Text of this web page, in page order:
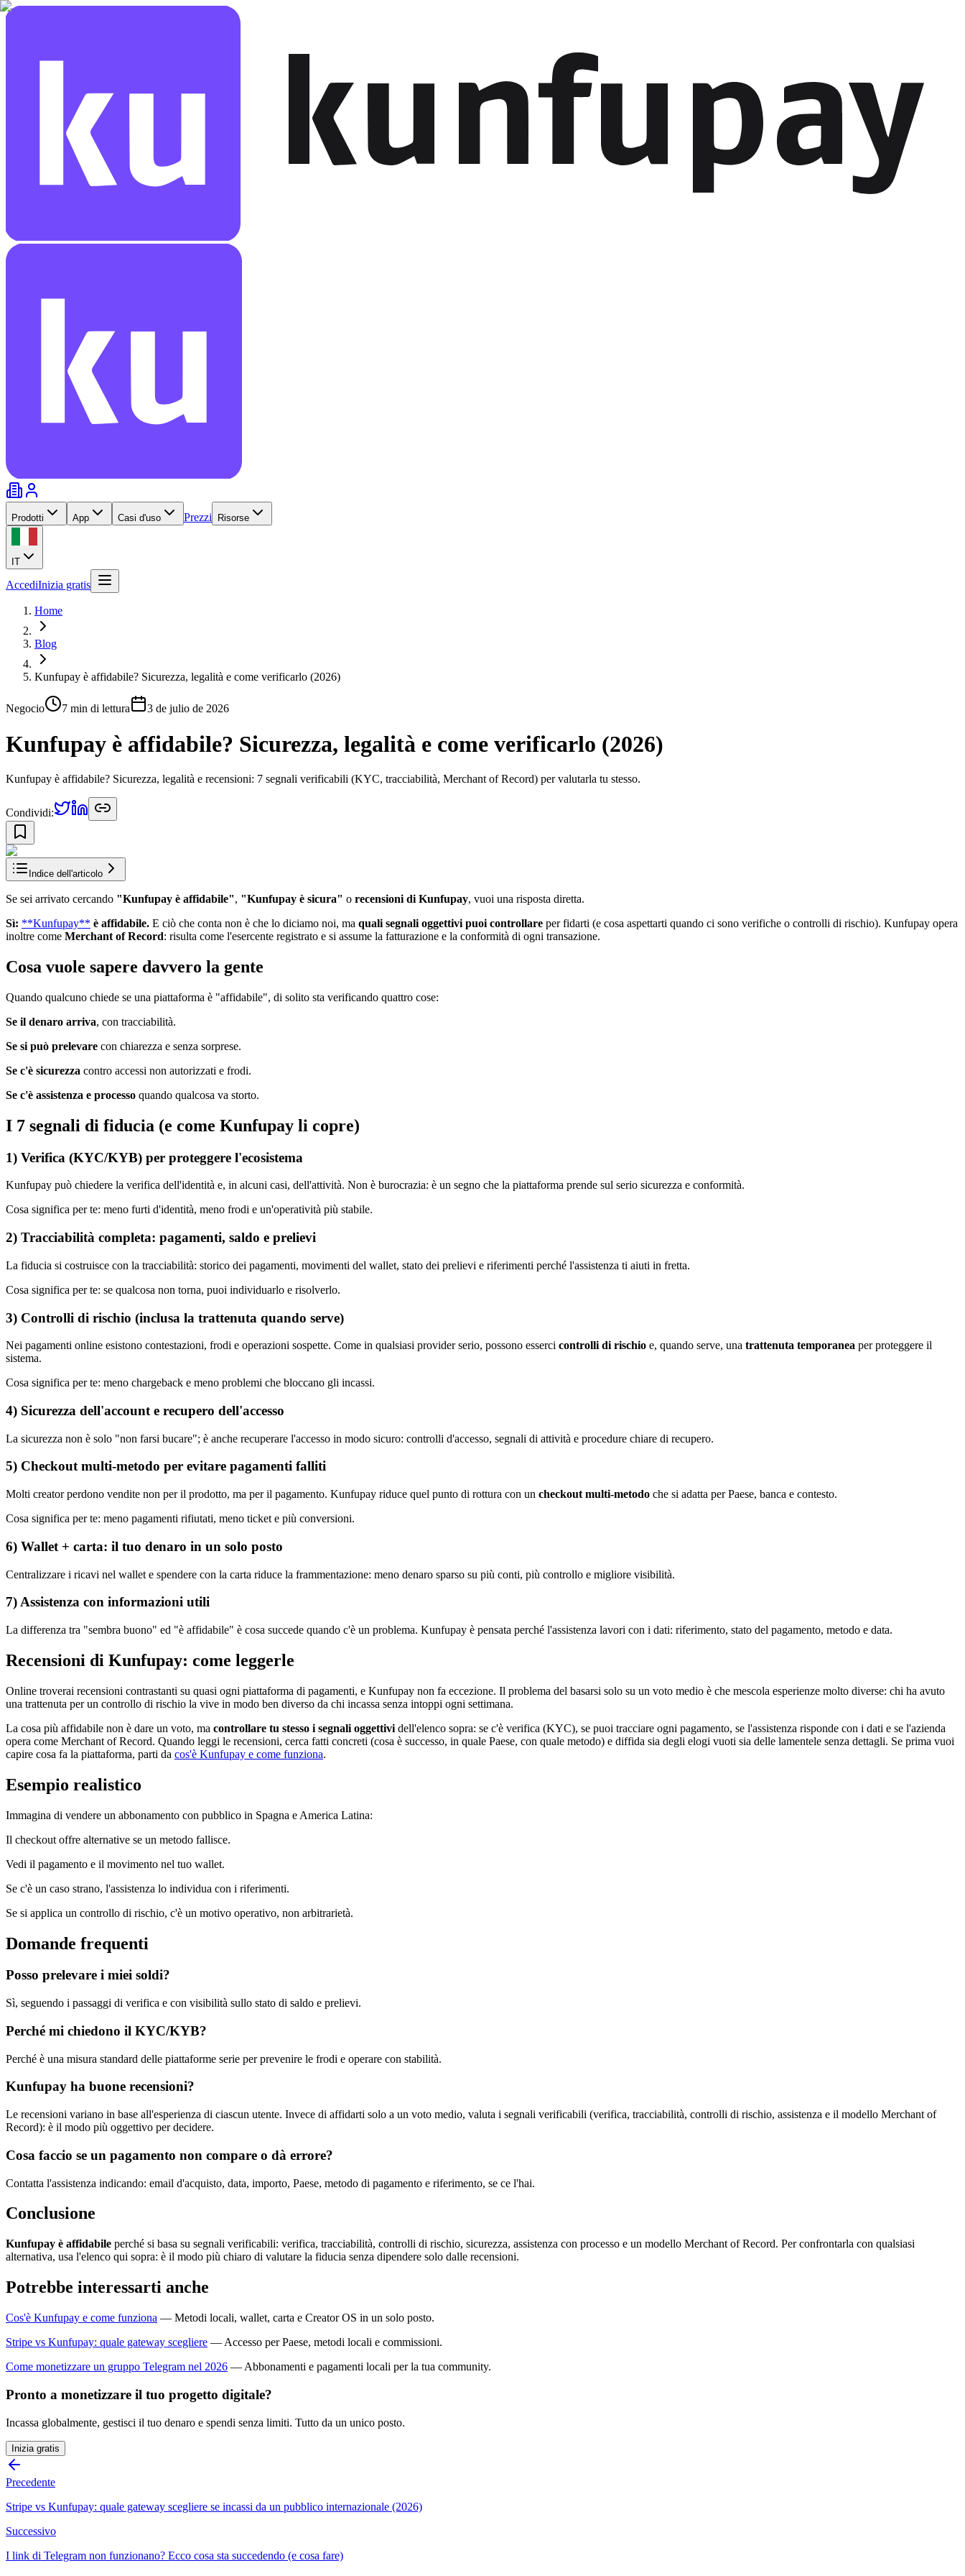
Prodotti App Casi d'uso Prezzi Risorse
IT
AccediInizia gratis
Home
Blog
Kunfupay è affidabile? Sicurezza, legalità e come verificarlo (2026)
Negocio 7 min di lettura 3 de julio de 2026
Kunfupay è affidabile? Sicurezza, legalità e come verificarlo (2026)
Kunfupay è affidabile? Sicurezza, legalità e recensioni: 7 segnali verificabili (KYC, tracciabilità, Merchant of Record) per valutarla tu stesso.
Condividi:
Indice dell'articolo
Se sei arrivato cercando "Kunfupay è affidabile", "Kunfupay è sicura" o recensioni di Kunfupay, vuoi una risposta diretta.
Sì: **Kunfupay** è affidabile. E ciò che conta non è che lo diciamo noi, ma quali segnali oggettivi puoi controllare per fidarti (e cosa aspettarti quando ci sono verifiche o controlli di rischio). Kunfupay opera
inoltre come Merchant of Record: risulta come l'esercente registrato e si assume la fatturazione e la conformità di ogni transazione.
Cosa vuole sapere davvero la gente
Quando qualcuno chiede se una piattaforma è "affidabile", di solito sta verificando quattro cose:
Se il denaro arriva, con tracciabilità.
Se si può prelevare con chiarezza e senza sorprese.
Se c'è sicurezza contro accessi non autorizzati e frodi.
Se c'è assistenza e processo quando qualcosa va storto.
I 7 segnali di fiducia (e come Kunfupay li copre)
1) Verifica (KYC/KYB) per proteggere l'ecosistema
Kunfupay può chiedere la verifica dell'identità e, in alcuni casi, dell'attività. Non è burocrazia: è un segno che la piattaforma prende sul serio sicurezza e conformità.
Cosa significa per te: meno furti d'identità, meno frodi e un'operatività più stabile.
2) Tracciabilità completa: pagamenti, saldo e prelievi
La fiducia si costruisce con la tracciabilità: storico dei pagamenti, movimenti del wallet, stato dei prelievi e riferimenti perché l'assistenza ti aiuti in fretta.
Cosa significa per te: se qualcosa non torna, puoi individuarlo e risolverlo.
3) Controlli di rischio (inclusa la trattenuta quando serve)
Nei pagamenti online esistono contestazioni, frodi e operazioni sospette. Come in qualsiasi provider serio, possono esserci controlli di rischio e, quando serve, una trattenuta temporanea per proteggere il
sistema.
Cosa significa per te: meno chargeback e meno problemi che bloccano gli incassi.
4) Sicurezza dell'account e recupero dell'accesso
La sicurezza non è solo "non farsi bucare"; è anche recuperare l'accesso in modo sicuro: controlli d'accesso, segnali di attività e procedure chiare di recupero.
5) Checkout multi-metodo per evitare pagamenti falliti
Molti creator perdono vendite non per il prodotto, ma per il pagamento. Kunfupay riduce quel punto di rottura con un checkout multi-metodo che si adatta per Paese, banca e contesto.
Cosa significa per te: meno pagamenti rifiutati, meno ticket e più conversioni.
6) Wallet + carta: il tuo denaro in un solo posto
Centralizzare i ricavi nel wallet e spendere con la carta riduce la frammentazione: meno denaro sparso su più conti, più controllo e migliore visibilità.
7) Assistenza con informazioni utili
La differenza tra "sembra buono" ed "è affidabile" è cosa succede quando c'è un problema. Kunfupay è pensata perché l'assistenza lavori con i dati: riferimento, stato del pagamento, metodo e data.
Recensioni di Kunfupay: come leggerle
Online troverai recensioni contrastanti su quasi ogni piattaforma di pagamenti, e Kunfupay non fa eccezione. Il problema del basarsi solo su un voto medio è che mescola esperienze molto diverse: chi ha avuto
una trattenuta per un controllo di rischio la vive in modo ben diverso da chi incassa senza intoppi ogni settimana.
La cosa più affidabile non è dare un voto, ma controllare tu stesso i segnali oggettivi dell'elenco sopra: se c'è verifica (KYC), se puoi tracciare ogni pagamento, se l'assistenza risponde con i dati e se l'azienda
opera come Merchant of Record. Quando leggi le recensioni, cerca fatti concreti (cosa è successo, in quale Paese, con quale metodo) e diffida sia degli elogi vuoti sia delle lamentele senza dettagli. Se prima vuoi
capire cosa fa la piattaforma, parti da cos'è Kunfupay e come funziona.
Esempio realistico
Immagina di vendere un abbonamento con pubblico in Spagna e America Latina:
Il checkout offre alternative se un metodo fallisce.
Vedi il pagamento e il movimento nel tuo wallet.
Se c'è un caso strano, l'assistenza lo individua con i riferimenti.
Se si applica un controllo di rischio, c'è un motivo operativo, non arbitrarietà.
Domande frequenti
Posso prelevare i miei soldi?
Sì, seguendo i passaggi di verifica e con visibilità sullo stato di saldo e prelievi.
Perché mi chiedono il KYC/KYB?
Perché è una misura standard delle piattaforme serie per prevenire le frodi e operare con stabilità.
Kunfupay ha buone recensioni?
Le recensioni variano in base all'esperienza di ciascun utente. Invece di affidarti solo a un voto medio, valuta i segnali verificabili (verifica, tracciabilità, controlli di rischio, assistenza e il modello Merchant of
Record): è il modo più oggettivo per decidere.
Cosa faccio se un pagamento non compare o dà errore?
Contatta l'assistenza indicando: email d'acquisto, data, importo, Paese, metodo di pagamento e riferimento, se ce l'hai.
Conclusione
Kunfupay è affidabile perché si basa su segnali verificabili: verifica, tracciabilità, controlli di rischio, sicurezza, assistenza con processo e un modello Merchant of Record. Per confrontarla con qualsiasi
alternativa, usa l'elenco qui sopra: è il modo più chiaro di valutare la fiducia senza dipendere solo dalle recensioni.
Potrebbe interessarti anche
Cos'è Kunfupay e come funziona — Metodi locali, wallet, carta e Creator OS in un solo posto.
Stripe vs Kunfupay: quale gateway scegliere — Accesso per Paese, metodi locali e commissioni.
Come monetizzare un gruppo Telegram nel 2026 — Abbonamenti e pagamenti locali per la tua community.
Pronto a monetizzare il tuo progetto digitale?
Incassa globalmente, gestisci il tuo denaro e spendi senza limiti. Tutto da un unico posto.
Inizia gratis
Precedente
Stripe vs Kunfupay: quale gateway scegliere se incassi da un pubblico internazionale (2026)
Successivo
I link di Telegram non funzionano? Ecco cosa sta succedendo (e cosa fare)